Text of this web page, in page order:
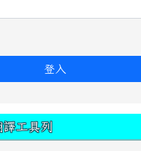
登入
工具列